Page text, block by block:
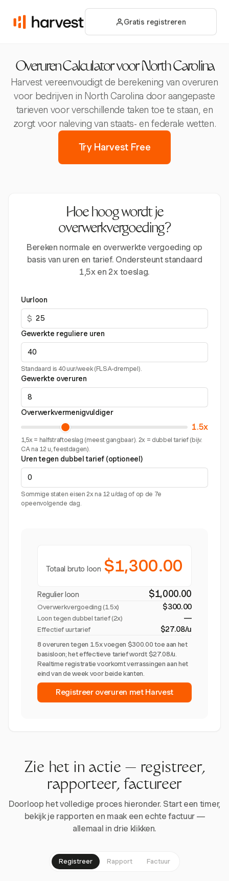
Gratis registreren
Overuren Calculator voor North Carolina
Harvest vereenvoudigt de berekening van overuren
voor bedrijven in North Carolina door aangepaste
tarieven voor verschillende taken toe te staan, en
zorgt voor naleving van staats- en federale wetten.
Try Harvest Free
Hoe hoog wordt je
overwerkvergoeding?
Bereken normale en overwerkte vergoeding op
basis van uren en tarief. Ondersteunt standaard
1,5x en 2x toeslag.
Uurloon
$
Gewerkte reguliere uren
Standaard is 40 uur/week (FLSA-drempel).
Gewerkte overuren
Overwerkvermenigvuldiger
1.5x
1,5x = halfstraftoeslag (meest gangbaar). 2x = dubbel tarief (bijv.
CA na 12 u, feestdagen).
Uren tegen dubbel tarief (optioneel)
Sommige staten eisen 2x na 12 u/dag of op de 7e
opeenvolgende dag.
Totaal bruto loon $1,300.00
Regulier loon $1,000.00
Overwerkvergoeding (1.5x) $300.00
Loon tegen dubbel tarief (2x) —
Effectief uurtarief $27.08/u
8 overuren tegen 1.5x voegen $300.00 toe aan het
basisloon; het effectieve tarief wordt $27.08/u.
Realtime registratie voorkomt verrassingen aan het
eind van de week voor beide kanten.
Registreer overuren met Harvest
Zie het in actie — registreer,
rapporteer, factureer
Doorloop het volledige proces hieronder. Start een timer,
bekijk je rapporten en maak een echte factuur —
allemaal in drie klikken.
Registreer Rapport Factuur